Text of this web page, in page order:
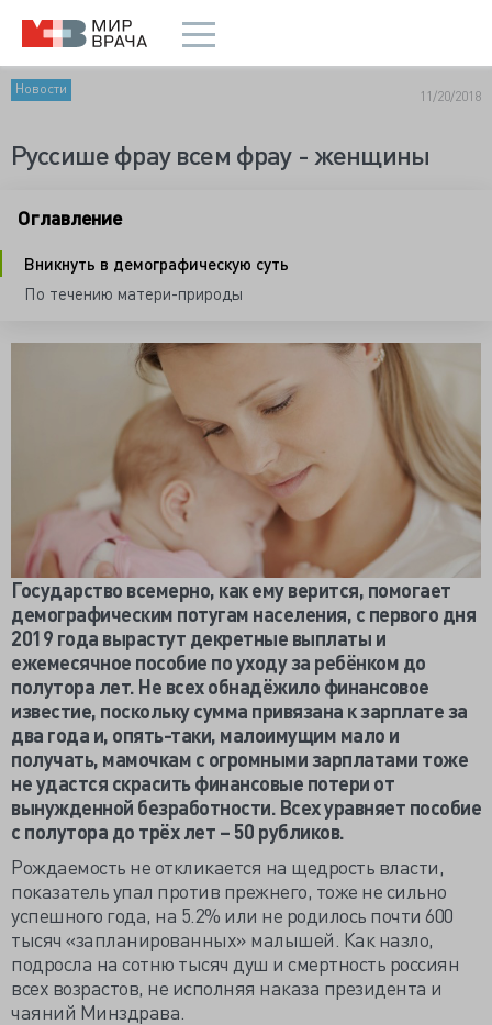
Новости 11/20/2018
Руссише фрау всем фрау - женщины
Оглавление
Вникнуть в демографическую суть
По течению матери-природы
Государство всемерно, как ему верится, помогает
демографическим потугам населения, с первого дня
2019 года вырастут декретные выплаты и
ежемесячное пособие по уходу за ребёнком до
полутора лет. Не всех обнадёжило финансовое
известие, поскольку сумма привязана к зарплате за
два года и, опять-таки, малоимущим мало и
получать, мамочкам с огромными зарплатами тоже
не удастся скрасить финансовые потери от
вынужденной безработности. Всех уравняет пособие
с полутора до трёх лет – 50 рубликов.
Рождаемость не откликается на щедрость власти,
показатель упал против прежнего, тоже не сильно
успешного года, на 5.2% или не родилось почти 600
тысяч «запланированных» малышей. Как назло,
подросла на сотню тысяч душ и смертность россиян
всех возрастов, не исполняя наказа президента и
чаяний Минздрава.